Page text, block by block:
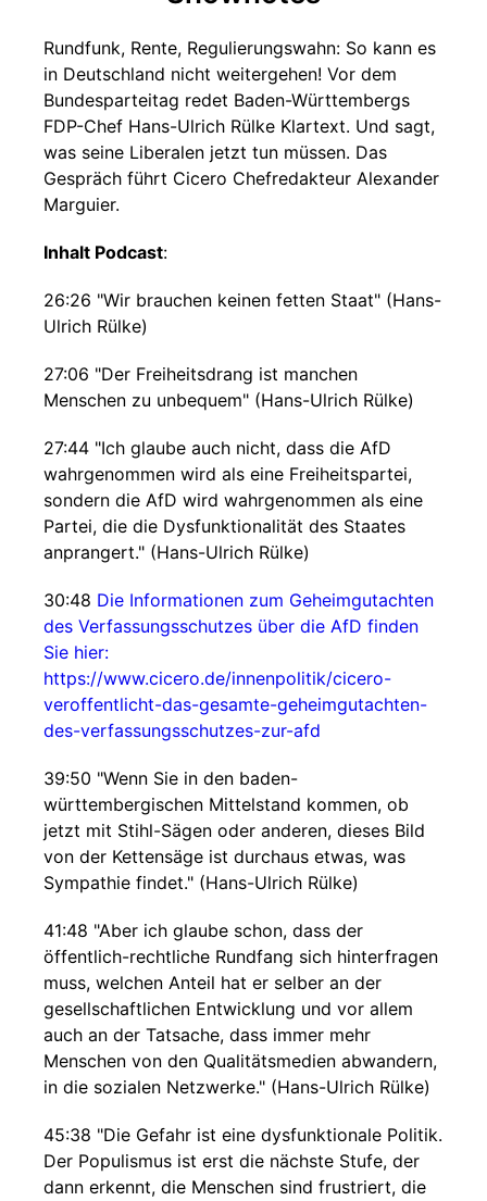
Rundfunk, Rente, Regulierungswahn: So kann es
in Deutschland nicht weitergehen! Vor dem
Bundesparteitag redet Baden-Württembergs
FDP-Chef Hans-Ulrich Rülke Klartext. Und sagt,
was seine Liberalen jetzt tun müssen. Das
Gespräch führt Cicero Chefredakteur Alexander
Marguier.
Inhalt Podcast:
26:26 "Wir brauchen keinen fetten Staat" (Hans-
Ulrich Rülke)
27:06 "Der Freiheitsdrang ist manchen
Menschen zu unbequem" (Hans-Ulrich Rülke)
27:44 "Ich glaube auch nicht, dass die AfD
wahrgenommen wird als eine Freiheitspartei,
sondern die AfD wird wahrgenommen als eine
Partei, die die Dysfunktionalität des Staates
anprangert." (Hans-Ulrich Rülke)
30:48 Die Informationen zum Geheimgutachten
des Verfassungsschutzes über die AfD finden
Sie hier:
https://www.cicero.de/innenpolitik/cicero-
veroffentlicht-das-gesamte-geheimgutachten-
des-verfassungsschutzes-zur-afd
39:50 "Wenn Sie in den baden-
württembergischen Mittelstand kommen, ob
jetzt mit Stihl-Sägen oder anderen, dieses Bild
von der Kettensäge ist durchaus etwas, was
Sympathie findet." (Hans-Ulrich Rülke)
41:48 "Aber ich glaube schon, dass der
öffentlich-rechtliche Rundfang sich hinterfragen
muss, welchen Anteil hat er selber an der
gesellschaftlichen Entwicklung und vor allem
auch an der Tatsache, dass immer mehr
Menschen von den Qualitätsmedien abwandern,
in die sozialen Netzwerke." (Hans-Ulrich Rülke)
45:38 "Die Gefahr ist eine dysfunktionale Politik.
Der Populismus ist erst die nächste Stufe, der
dann erkennt, die Menschen sind frustriert, die